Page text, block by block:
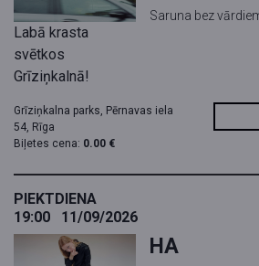
Labā krasta
svētkos
Grīziņkalnā!
Saruna bez
Grīziņkalna parks, Pērnavas iela
54, Rīga
Biļetes cena: 0.00 €
PIEKTDIENA
19:00
11/09/2026
HA